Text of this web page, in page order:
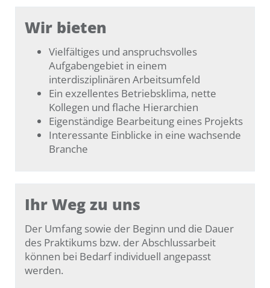
Wir bieten
Vielfältiges und anspruchsvolles
Aufgabengebiet in einem
interdisziplinären Arbeitsumfeld
Ein exzellentes Betriebsklima, nette
Kollegen und flache Hierarchien
Eigenständige Bearbeitung eines Projekts
Interessante Einblicke in eine wachsende
Branche
Ihr Weg zu uns
Der Umfang sowie der Beginn und die Dauer
des Praktikums bzw. der Abschlussarbeit
können bei Bedarf individuell angepasst
werden.